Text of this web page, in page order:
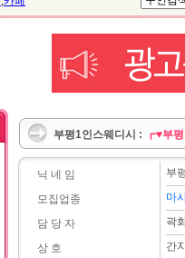
부평1인스웨디시 : ┏♥부
닉 네 임
모집업종
담 당 자
상 호
부
마
곽
간